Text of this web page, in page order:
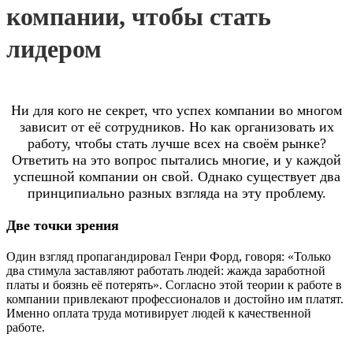
компании, чтобы стать
лидером
Ни для кого не секрет, что успех компании во многом
зависит от её сотрудников. Но как организовать их
работу, чтобы стать лучше всех на своём рынке?
Ответить на это вопрос пытались многие, и у каждой
успешной компании он свой. Однако существует два
принципиально разных взгляда на эту проблему.
Две точки зрения
Один взгляд пропагандировал Генри Форд, говоря: «Только
два стимула заставляют работать людей: жажда заработной
платы и боязнь её потерять». Согласно этой теории к работе в
компании привлекают профессионалов и достойно им платят.
Именно оплата труда мотивирует людей к качественной
работе.